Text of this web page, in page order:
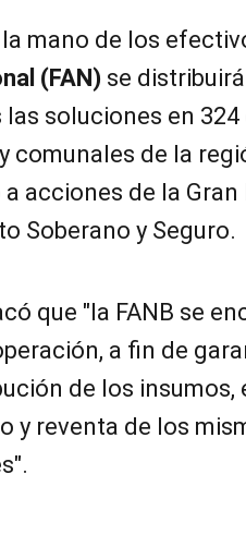
mano de los
(FAN) se
soluciones en
comunales de la
acciones de la Gran
Soberano y Seguro.
que "la FANB se
a fin de
de los insumos,
y reventa de los